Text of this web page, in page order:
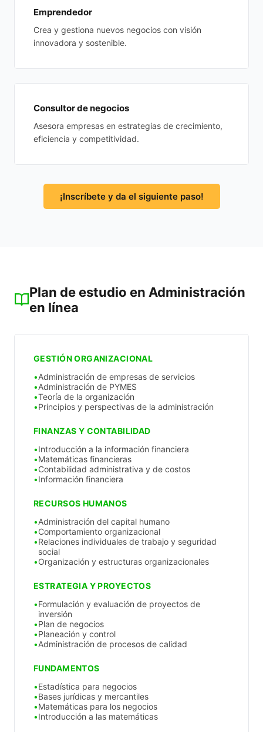
Emprendedor
Crea y gestiona nuevos negocios con visión
innovadora y sostenible.
Consultor de negocios
Asesora empresas en estrategias de crecimiento,
eficiencia y competitividad.
¡Inscríbete y da el siguiente paso!
Plan de estudio en Administración
en línea
GESTIÓN ORGANIZACIONAL
Administración de empresas de servicios
Administración de PYMES
Teoría de la organización
Principios y perspectivas de la administración
FINANZAS Y CONTABILIDAD
Introducción a la información financiera
Matemáticas financieras
Contabilidad administrativa y de costos
Información financiera
RECURSOS HUMANOS
Administración del capital humano
Comportamiento organizacional
Relaciones individuales de trabajo y seguridad
social
Organización y estructuras organizacionales
ESTRATEGIA Y PROYECTOS
Formulación y evaluación de proyectos de
inversión
Plan de negocios
Planeación y control
Administración de procesos de calidad
FUNDAMENTOS
Estadística para negocios
Bases jurídicas y mercantiles
Matemáticas para los negocios
Introducción a las matemáticas